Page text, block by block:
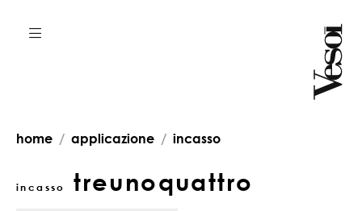
home applicazione incasso
incasso treunoquattro